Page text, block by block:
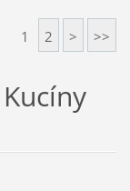
1 2 > >>